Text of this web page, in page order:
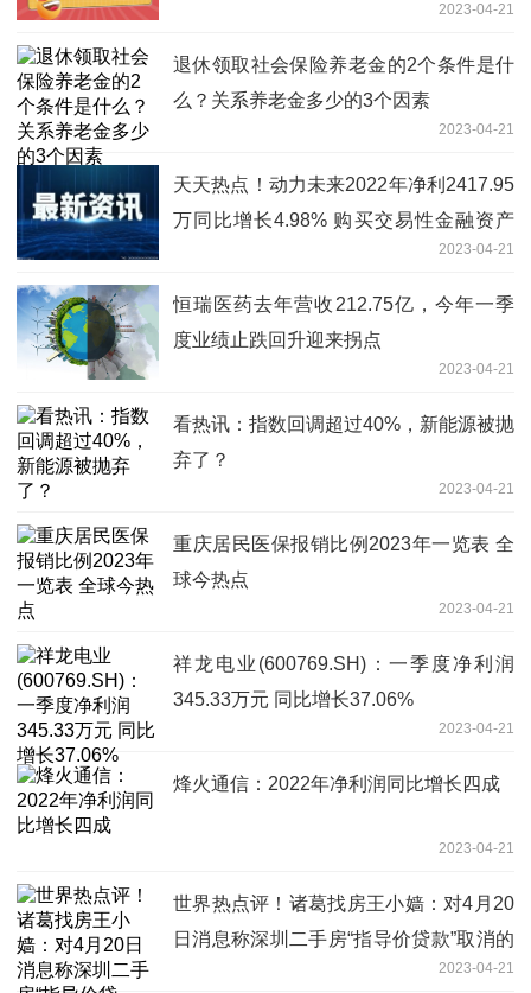
2023-04-21
退休领取社会保险养老金的2个条件是什
么？关系养老金多少的3个因素
2023-04-21
天天热点！动力未来2022年净利2417.95
万同比增长4.98% 购买交易性金融资产
2023-04-21
恒瑞医药去年营收212.75亿，今年一季
度业绩止跌回升迎来拐点
2023-04-21
看热讯：指数回调超过40%，新能源被抛
弃了？
2023-04-21
重庆居民医保报销比例2023年一览表 全
球今热点
2023-04-21
祥龙电业(600769.SH)：一季度净利润
345.33万元 同比增长37.06%
2023-04-21
烽火通信：2022年净利润同比增长四成
2023-04-21
世界热点评！诸葛找房王小嫱：对4月20
日消息称深圳二手房“指导价贷款”取消的
2023-04-21